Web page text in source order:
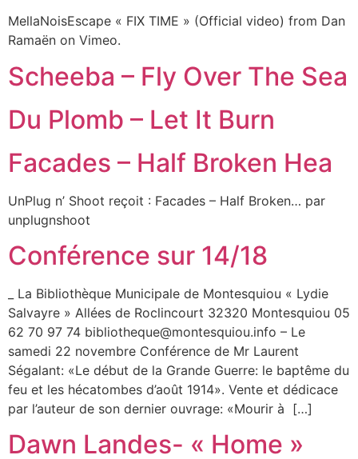
MellaNoisEscape « FIX TIME » (Official video) from Dan
Ramaën on Vimeo.
Scheeba – Fly Over The Sea
Du Plomb – Let It Burn
Facades – Half Broken Hea
UnPlug n’ Shoot reçoit : Facades – Half Broken… par
unplugnshoot
Conférence sur 14/18
_ La Bibliothèque Municipale de Montesquiou « Lydie
Salvayre » Allées de Roclincourt 32320 Montesquiou 05
62 70 97 74 bibliotheque@montesquiou.info – Le
samedi 22 novembre Conférence de Mr Laurent
Ségalant: «Le début de la Grande Guerre: le baptême du
feu et les hécatombes d’août 1914». Vente et dédicace
par l’auteur de son dernier ouvrage: «Mourir à […]
Dawn Landes- « Home »